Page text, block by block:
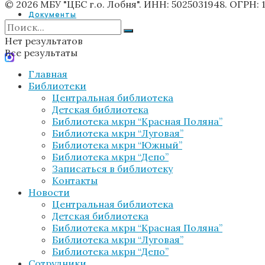
Документы
© 2026 МБУ "ЦБС г.о. Лобня". ИНН: 5025031948. ОГРН:
Нет результатов
Все результаты
Главная
Библиотеки
Центральная библиотека
Детская библиотека
Библиотека мкрн “Красная Поляна”
Библиотека мкрн “Луговая”
Библиотека мкрн “Южный”
Библиотека мкрн “Депо”
Записаться в библиотеку
Контакты
Новости
Центральная библиотека
Детская библиотека
Библиотека мкрн “Красная Поляна”
Библиотека мкрн “Луговая”
Библиотека мкрн “Депо”